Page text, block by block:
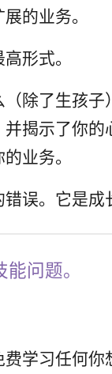
的业务。
形式。
除了生孩
揭示了你
业务。
误。它是成
问题。
学习任何